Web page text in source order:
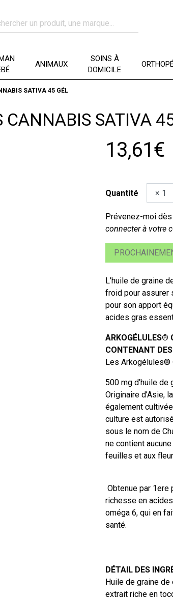
ANIMAUX
SOINS À
DOMICILE
SATIVA 45 GÉL
CANNABIS SATIVA
13,61€
Quantité
Prévenez-moi
connecter à votre
L’huile de graine
froid pour assurer
pour son apport
acides gras
ARKOGÉLULES®
CONTENANT
Les Arkogélules®
500 mg d’huile de
Originaire d’Asie,
également
culture est
sous le nom de
ne contient
feuilles et aux
Obtenue par 1ere
richesse en
oméga 6, qui en
santé.
DÉTAIL DES
Huile de graine de
extrait riche en